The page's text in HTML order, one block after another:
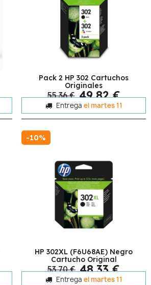
Pack 2 HP 302 Cartuchos
Originales
55,36 € 49,82 €
Entrega el martes 11
-10%
HP 302XL (F6U68AE) Negro
Cartucho Original
53,70 € 48,33 €
Entrega el martes 11